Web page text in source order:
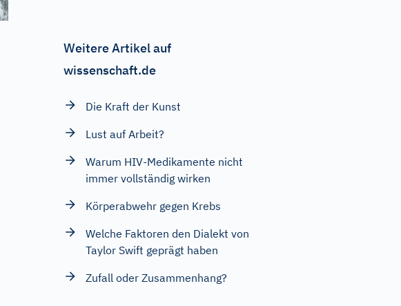
Weitere Artikel auf
wissenschaft.de
Die Kraft der Kunst
Lust auf Arbeit?
Warum HIV-Medikamente nicht
immer vollständig wirken
Körperabwehr gegen Krebs
Welche Faktoren den Dialekt von
Taylor Swift geprägt haben
Zufall oder Zusammenhang?